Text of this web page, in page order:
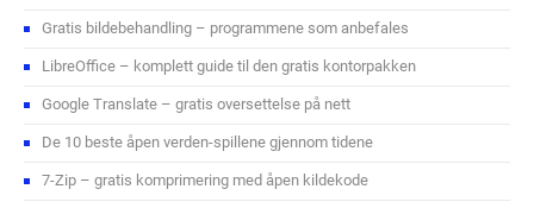
Gratis bildebehandling – programmene som anbefales
LibreOffice – komplett guide til den gratis kontorpakken
Google Translate – gratis oversettelse på nett
De 10 beste åpen verden-spillene gjennom tidene
7-Zip – gratis komprimering med åpen kildekode